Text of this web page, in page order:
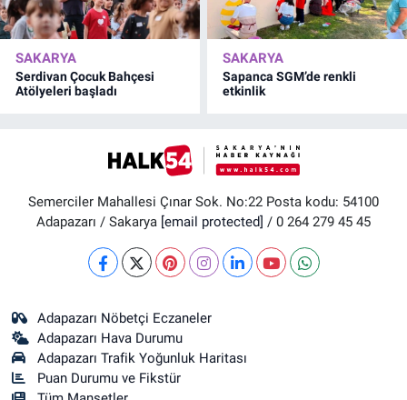
SAKARYA
Serdivan Çocuk Bahçesi
Atölyeleri başladı
SAKARYA
Sapanca SGM’de renkli
etkinlik
Semerciler Mahallesi Çınar Sok. No:22 Posta kodu: 54100
Adapazarı / Sakarya [email protected] / 0 264 279 45 45
Adapazarı Nöbetçi Eczaneler
Adapazarı Hava Durumu
Adapazarı Trafik Yoğunluk Haritası
Puan Durumu ve Fikstür